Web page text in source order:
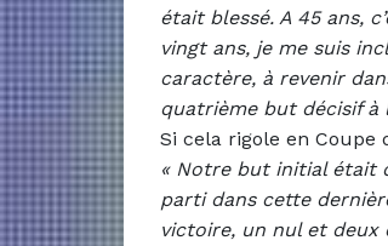
était blessé. A 45 ans,
vingt ans, je me suis
caractère, à revenir
quatrième but décisif à
Si cela rigole en Coupe
« Notre but initial était
parti dans cette
victoire, un nul et deux